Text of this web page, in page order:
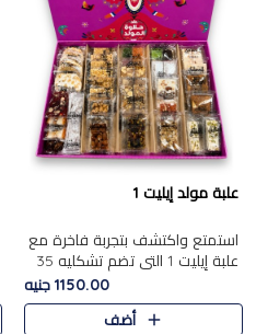
علبة مولد إيليت 1
استمتع واكتشف بتجربة فاخرة مع
علبة إيليت 1 التي تضم تشكليه 35
قطعة من أرقى حلويات المولد
المصري الأصيلة ,معروضة بشكل
جميل في علبة أنيقة ، في..
1150.00 جنيه
أضف